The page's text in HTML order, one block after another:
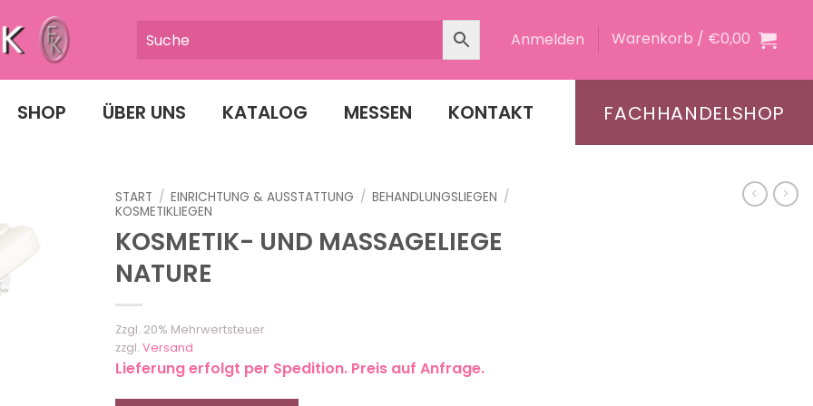
Anmelden Warenkorb / €0,00
SHOP ÜBER UNS KATALOG MESSEN KONTAKT FACHHANDELSHOP
START / EINRICHTUNG & AUSSTATTUNG / BEHANDLUNGSLIEGEN /
KOSMETIKLIEGEN
KOSMETIK- UND MASSAGELIEGE
NATURE
Zzgl. 20% Mehrwertsteuer
zzgl. Versand
Lieferung erfolgt per Spedition. Preis auf Anfrage.